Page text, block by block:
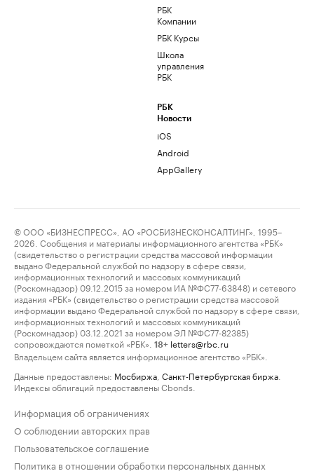
РБК
Компании
РБК Курсы
Школа
управления
РБК
РБК
Новости
iOS
Android
AppGallery
© ООО «БИЗНЕСПРЕСС», АО «РОСБИЗНЕСКОНСАЛТИНГ», 1995–
2026. Сообщения и материалы информационного агентства «РБК»
(свидетельство о регистрации средства массовой информации
выдано Федеральной службой по надзору в сфере связи,
информационных технологий и массовых коммуникаций
(Роскомнадзор) 09.12.2015 за номером ИА №ФС77-63848) и сетевого
издания «РБК» (свидетельство о регистрации средства массовой
информации выдано Федеральной службой по надзору в сфере связи,
информационных технологий и массовых коммуникаций
(Роскомнадзор) 03.12.2021 за номером ЭЛ №ФС77-82385)
сопровождаются пометкой «РБК».
18+ letters@rbc.ru
Владельцем сайта является информационное агентство «РБК».
Данные предоставлены: Мосбиржа Санкт-Петербургская биржа
Индексы облигаций предоставлены Cbonds.
Информация об ограничениях
О соблюдении авторских прав
Пользовательское соглашение
Политика в отношении обработки персональных данных